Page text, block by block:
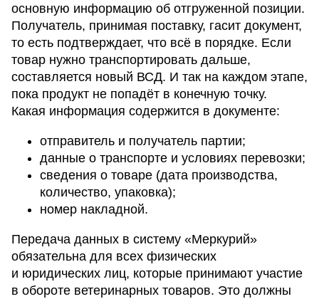
основную информацию об отгруженной позиции.
Получатель, принимая поставку, гасит документ,
то есть подтверждает, что всё в порядке. Если
товар нужно транспортировать дальше,
составляется новый ВСД. И так на каждом этапе,
пока продукт не попадёт в конечную точку.
Какая информация содержится в документе:
отправитель и получатель партии;
данные о транспорте и условиях перевозки;
сведения о товаре (дата производства,
количество, упаковка);
номер накладной.
Передача данных в систему «Меркурий»
обязательна для всех физических
и юридических лиц, которые принимают участие
в обороте ветеринарных товаров. Это должны